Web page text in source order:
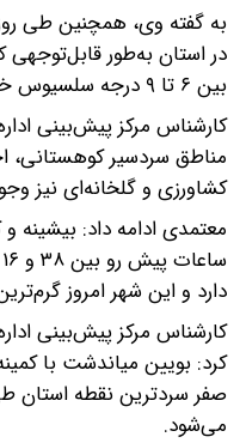
به گفته وی، همچنین طی
در استان به‌طور
بین ۶ تا ۹ درجه سلسیوس خواهد بود.
کارشناس مرکز پیش‌بینی
مناطق سردسیر کوهستانی،
کشاورزی و گلخانه‌ای نیز
معتمدی ادامه داد:
دارد و این شهر امروز
کارشناس مرکز پیش‌بینی
کرد: بویین میاندشت با
صفر سردترین نقطه استان
می‌شود.